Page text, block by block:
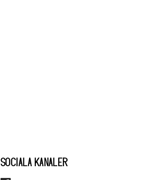
SOCIALA KANALER